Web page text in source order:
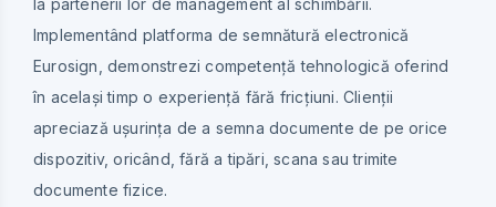
Implementând platforma de semnătură electronică
Eurosign, demonstrezi competență tehnologică oferind
în același timp o experiență fără fricțiuni. Clienții
apreciază ușurința de a semna documente de pe orice
dispozitiv, oricând, fără a tipări, scana sau trimite
documente fizice.